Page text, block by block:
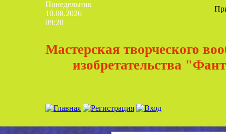
Понедельник
10.08.2026
09:20
Мастерская творческого
изобретательства